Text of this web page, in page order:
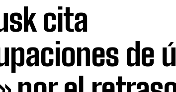
cita
de